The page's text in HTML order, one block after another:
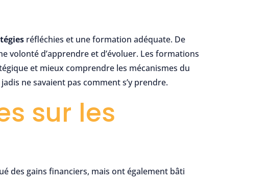
réfléchies et une formation adéquate. De
d’apprendre et d’évoluer. Les formations
et mieux comprendre les mécanismes du
ne savaient pas comment s’y prendre.
sur les
des gains financiers, mais ont également bâti